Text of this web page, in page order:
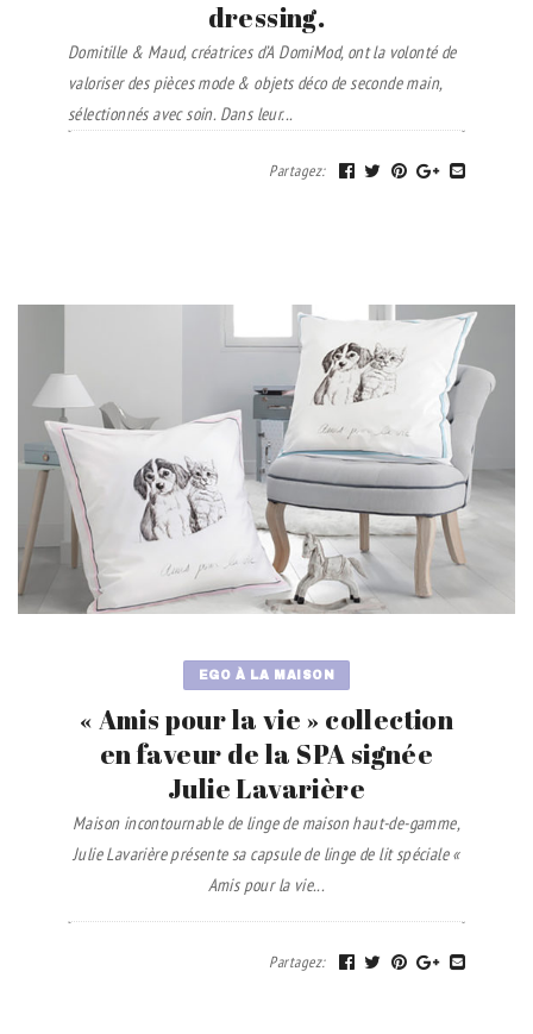
dressing.
Domitille & Maud, créatrices d’A DomiMod, ont la volonté de
valoriser des pièces mode & objets déco de seconde main,
sélectionnés avec soin. Dans leur...
Partagez:
EGO À LA MAISON
« Amis pour la vie » collection
en faveur de la SPA signée
Julie Lavarière
Maison incontournable de linge de maison haut-de-gamme,
Julie Lavarière présente sa capsule de linge de lit spéciale «
Amis pour la vie...
Partagez: